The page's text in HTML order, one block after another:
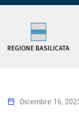
Dicembre 16,